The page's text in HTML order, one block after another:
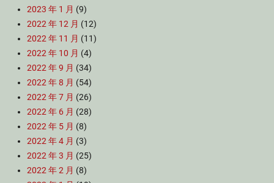
2023 年 1 月 (9)
2022 年 12 月 (12)
2022 年 11 月 (11)
2022 年 10 月 (4)
2022 年 9 月 (34)
2022 年 8 月 (54)
2022 年 7 月 (26)
2022 年 6 月 (28)
2022 年 5 月 (8)
2022 年 4 月 (3)
2022 年 3 月 (25)
2022 年 2 月 (8)